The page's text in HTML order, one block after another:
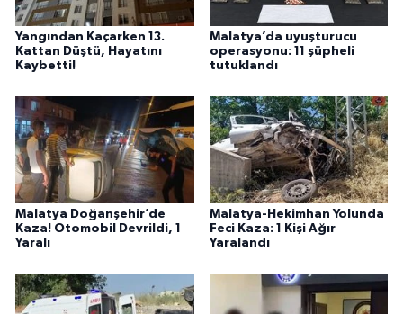
Yangından Kaçarken 13.
Kattan Düştü, Hayatını
Kaybetti!
Malatya’da uyuşturucu
operasyonu: 11 şüpheli
tutuklandı
Malatya Doğanşehir’de
Kaza! Otomobil Devrildi, 1
Yaralı
Malatya-Hekimhan Yolunda
Feci Kaza: 1 Kişi Ağır
Yaralandı